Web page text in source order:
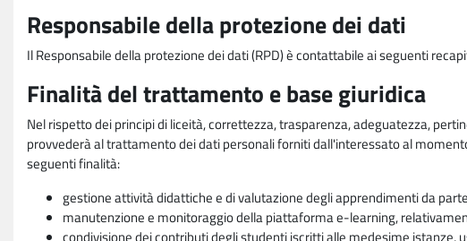
Responsabile della protezione dei dati
Il Responsabile della protezione dei dati (RPD) è contattabile ai seguenti
Finalità del trattamento e base giuridica
Nel rispetto dei principi di liceità, correttezza, trasparenza, adeguatezza,
provvederà al trattamento dei dati personali forniti dall'interessato al
seguenti finalità:
gestione attività didattiche e di valutazione degli apprendimenti da
manutenzione e monitoraggio della piattaforma e-learning,
condivisione dei contributi degli studenti iscritti alle medesime